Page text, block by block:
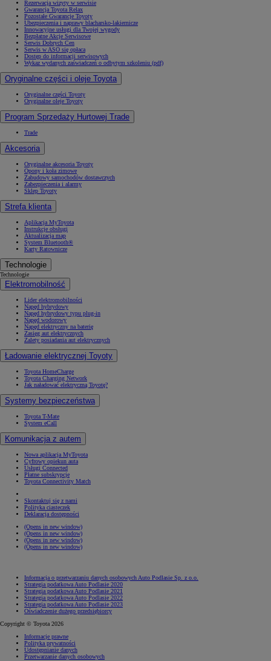
Rezerwacja wizyty w serwisie
Gwarancja Toyota Relax
Pozostałe Gwarancje Toyoty
Ubezpieczenia i naprawy blacharsko-lakiernicze
Innowacyjne usługi dla Twojej wygody
Bezpłatne Akcje Serwisowe
Serwis Dobrych Cen
Serwis w ASO się opłaca
Dostęp do informacji serwisowych
Wykaz wydanych zaświadczeń o odbytym szkoleniu (pdf)
Oryginalne części i oleje Toyota
Oryginalne części Toyoty
Oryginalne oleje Toyoty
Program Sprzedaży Hurtowej Trade
Trade
Akcesoria
Oryginalne akcesoria Toyoty
Opony i koła zimowe
Zabudowy samochodów dostawczych
Zabezpieczenia i alarmy
Sklep Toyoty
Strefa klienta
Aplikacja MyToyota
Instrukcje obsługi
Aktualizacja map
System Bluetooth®
Karty Ratownicze
Technologie
Technologie
Elektromobilność
Lider elektromobilności
Napęd hybrydowy
Napęd hybrydowy typu plug-in
Napęd wodorowy
Napęd elektryczny na baterię
Zasięg aut elektrycznych
Zalety posiadania aut elektrycznych
Ładowanie elektrycznej Toyoty
Toyota HomeCharge
Toyota Charging Network
Jak naładować elektryczną Toyotę?
Systemy bezpieczeństwa
Toyota T-Mate
System eCall
Komunikacja z autem
Nowa aplikacja MyToyota
Cyfrowy opiekun auta
Usługi Connected
Płatne subskrypcje
Toyota Connectivity Match
Skontaktuj się z nami
Polityka ciasteczek
Deklaracja dostępności
(Opens in new window)
(Opens in new window)
(Opens in new window)
(Opens in new window)
Informacja o przetwarzaniu danych osobowych Auto Podlasie Sp. z o.o.
Strategia podatkowa Auto Podlasie 2020
Strategia podatkowa Auto Podlasie 2021
Strategia podatkowa Auto Podlasie 2022
Strategia podatkowa Auto Podlasie 2023
Oświadczenie dużego przedsiębiorcy
Copyright © Toyota 2026
Informacje prawne
Polityka prywatności
Udostępnianie danych
Przetwarzanie danych osobowych